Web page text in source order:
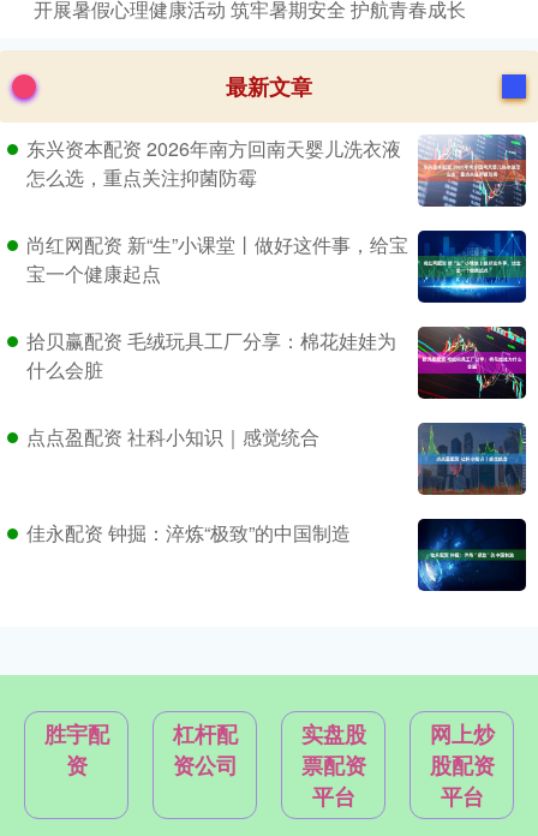
开展暑假心理健康活动 筑牢暑期安全 护航青春成长
最新文章
东兴资本配资 2026年南方回南天婴儿洗衣液
怎么选，重点关注抑菌防霉
尚红网配资 新“生”小课堂丨做好这件事，给宝
宝一个健康起点
拾贝赢配资 毛绒玩具工厂分享：棉花娃娃为
什么会脏
点点盈配资 社科小知识｜感觉统合
佳永配资 钟掘：淬炼“极致”的中国制造
胜宇配
资
杠杆配
资公司
实盘股
票配资
平台
网上炒
股配资
平台